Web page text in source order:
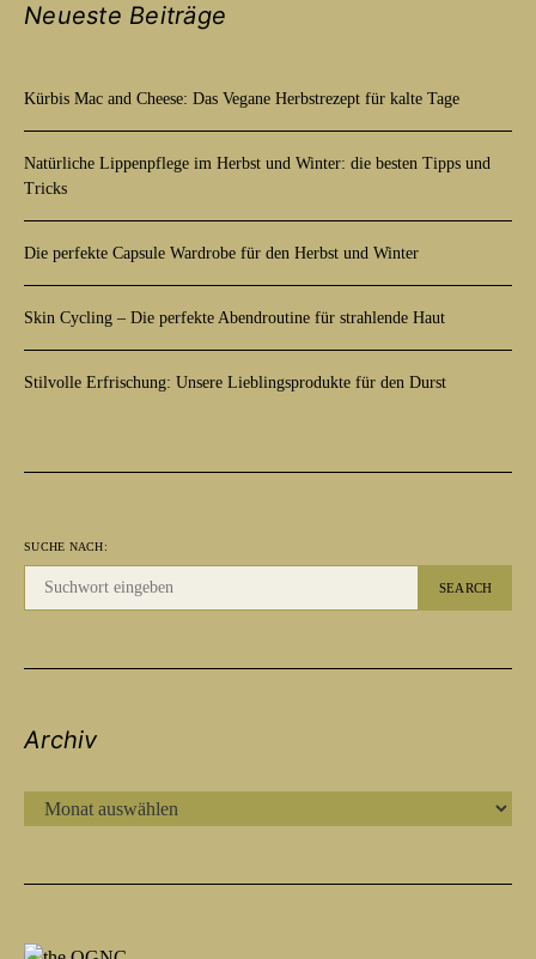
Neueste Beiträge
Kürbis Mac and Cheese: Das Vegane Herbstrezept für kalte Tage
Natürliche Lippenpflege im Herbst und Winter: die besten Tipps und
Tricks
Die perfekte Capsule Wardrobe für den Herbst und Winter
Skin Cycling – Die perfekte Abendroutine für strahlende Haut
Stilvolle Erfrischung: Unsere Lieblingsprodukte für den Durst
SUCHE NACH:
SEARCH
Archiv